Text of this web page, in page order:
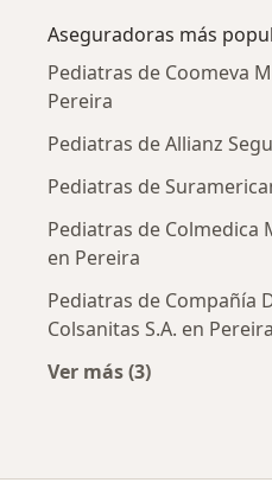
Aseguradoras más
Pediatras de Coomeva
Pereira
Pediatras de Allianz
Pediatras de
Pediatras de Colmedica
en Pereira
Pediatras de Compañía
Colsanitas S.A. en Pereira
Ver más (3)